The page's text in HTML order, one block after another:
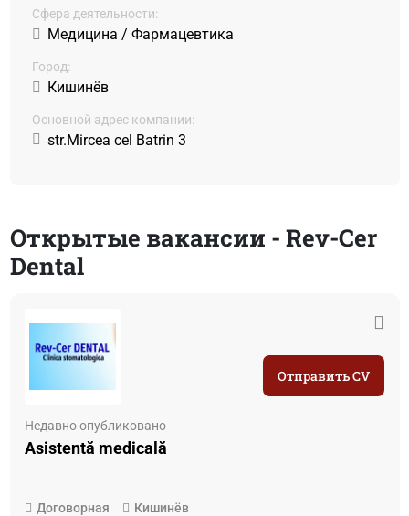
Сфера деятельности:
Медицина / Фармацевтика
Город:
Кишинёв
Основной адрес компании:
str.Mircea cel Batrin 3
Открытые вакансии - Rev-Cer
Dental
Недавно опубликовано
Asistentă medicală
Договорная Кишинёв
Отправить CV